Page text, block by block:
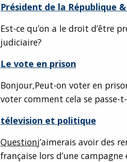
Président de la République
Est-ce qu’on a le droit d’être
judiciaire?
Le vote en prison
Bonjour,Peut-on voter en
voter comment cela se passe-
télevision et politique
Questionj’aimerais avoir des
française lors d’une campagne